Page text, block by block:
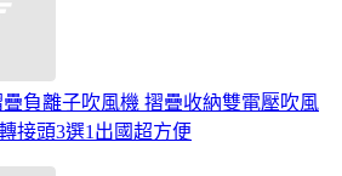
負離子吹風機 摺疊收納雙電壓吹風
接頭3選1出國超方便